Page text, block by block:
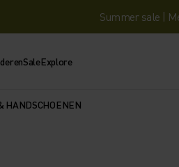
Summer sale |
SaleExplore
HANDSCHOENEN